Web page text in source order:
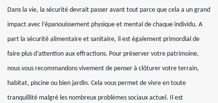
Dans la vie, la sécurité devrait passer avant tout parce que cela a un grand
impact avec l’épanouissement physique et mental de chaque individu. A
part la sécurité alimentaire et sanitaire, il est également primordial de
faire plus d’attention aux effractions. Pour préserver votre patrimoine,
nous vous recommandons vivement de penser à clôturer votre terrain,
habitat, piscine ou bien jardin. Cela vous permet de vivre en toute
tranquillité malgré les nombreux problèmes sociaux actuel. Il est